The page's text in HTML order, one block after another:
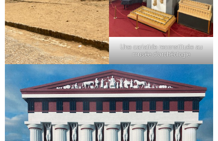
Une cariatide reconstituée au
musée d’archéologie